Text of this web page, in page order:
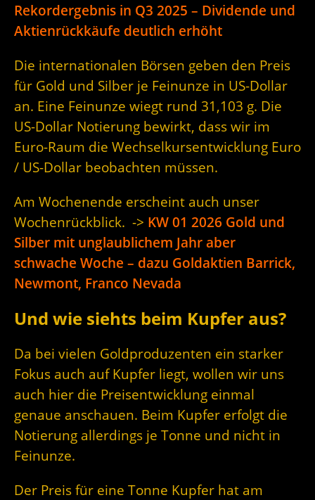
Rekordergebnis in Q3 2025 – Dividende und
Aktienrückkäufe deutlich erhöht
Die internationalen Börsen geben den Preis
für Gold und Silber je Feinunze in US-Dollar
an. Eine Feinunze wiegt rund 31,103 g. Die
US-Dollar Notierung bewirkt, dass wir im
Euro-Raum die Wechselkursentwicklung Euro
/ US-Dollar beobachten müssen.
Am Wochenende erscheint auch unser
Wochenrückblick. -> KW 01 2026 Gold und
Silber mit unglaublichem Jahr aber
schwache Woche – dazu Goldaktien Barrick,
Newmont, Franco Nevada
Und wie siehts beim Kupfer aus?
Da bei vielen Goldproduzenten ein starker
Fokus auch auf Kupfer liegt, wollen wir uns
auch hier die Preisentwicklung einmal
genaue anschauen. Beim Kupfer erfolgt die
Notierung allerdings je Tonne und nicht in
Feinunze.
Der Preis für eine Tonne Kupfer hat am